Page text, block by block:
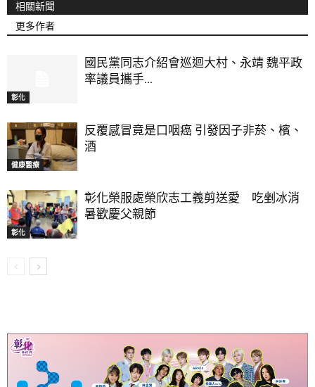
相關新聞
更多作者
彰化
國民黨同志介紹會巡迴大村、永靖 魏平政
率議員攜手...
健康醫療
反覆感冒竟是口咽癌 引發因子非菸、檳、
酒
彰化
彰化榮服處榮欣志工義剪送愛 吃剉冰消
暑歡慶父親節